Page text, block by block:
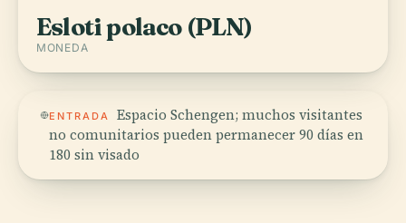
Esloti polaco (PLN)
MONEDA
ENTRADA
Espacio Schengen; muchos visitantes
no comunitarios pueden permanecer 90 días en
180 sin visado